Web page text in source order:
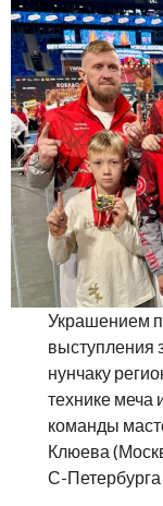
Украшением
выступления
нунчаку
технике меча
команды
Клюева
С-Петербурга